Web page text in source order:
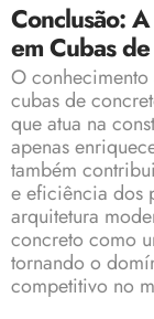
Conclusão:
em Cubas
O
cubas de
que atua na
apenas
também
e eficiência dos
arquitetura
concreto como
tornando o
competitivo no